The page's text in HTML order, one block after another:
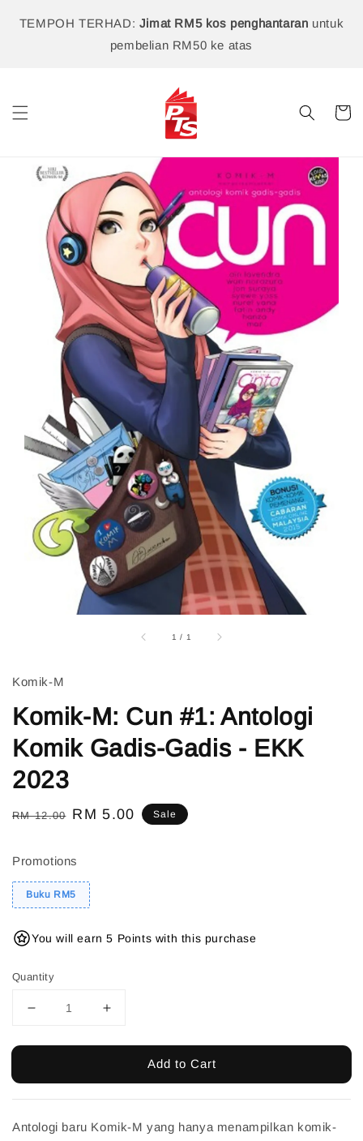
TEMPOH TERHAD: Jimat RM5 kos penghantaran untuk
pembelian RM50 ke atas
1 / 1
Komik-M
Komik-M: Cun #1: Antologi
Komik Gadis-Gadis - EKK
2023
Regular
RM 12.00 Sale
RM 5.00 Sale
Promotions
Buku RM5
You will earn 5 Points with this purchase
Quantity
Add to Cart
Antologi baru Komik-M yang hanya menampilkan komik-